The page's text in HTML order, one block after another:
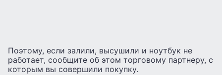
Поэтому, если залили, высушили и ноутбук не
работает, сообщите об этом торговому партнеру, с
которым вы совершили покупку.